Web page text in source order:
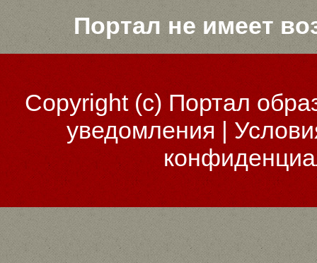
Портал не имеет
Copyright (c)Портал
уведомления |